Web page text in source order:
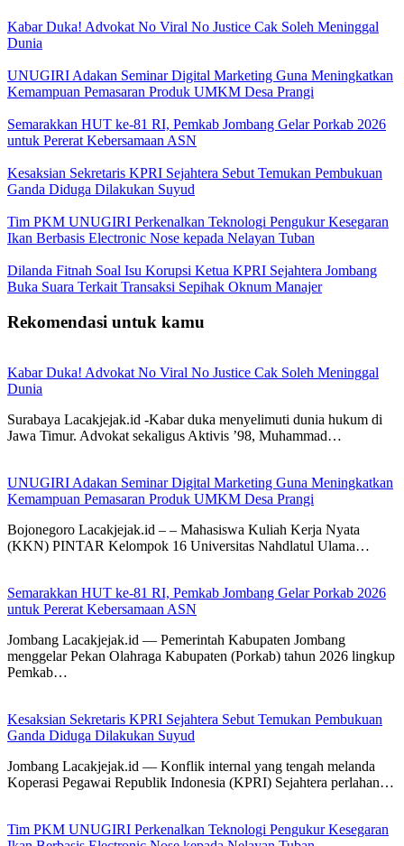
Kabar Duka! Advokat No Viral No Justice Cak Soleh Meninggal
Dunia
UNUGIRI Adakan Seminar Digital Marketing Guna Meningkatkan
Kemampuan Pemasaran Produk UMKM Desa Prangi
Semarakkan HUT ke-81 RI, Pemkab Jombang Gelar Porkab 2026
untuk Pererat Kebersamaan ASN
Kesaksian Sekretaris KPRI Sejahtera Sebut Temukan Pembukuan
Ganda Diduga Dilakukan Suyud
Tim PKM UNUGIRI Perkenalkan Teknologi Pengukur Kesegaran
Ikan Berbasis Electronic Nose kepada Nelayan Tuban
Dilanda Fitnah Soal Isu Korupsi Ketua KPRI Sejahtera Jombang
Buka Suara Terkait Transaksi Sepihak Oknum Manajer
Rekomendasi untuk kamu
Kabar Duka! Advokat No Viral No Justice Cak Soleh Meninggal
Dunia
Surabaya Lacakjejak.id -Kabar duka menyelimuti dunia hukum di
Jawa Timur. Advokat sekaligus Aktivis ’98, Muhammad…
UNUGIRI Adakan Seminar Digital Marketing Guna Meningkatkan
Kemampuan Pemasaran Produk UMKM Desa Prangi
Bojonegoro Lacakjejak.id – – Mahasiswa Kuliah Kerja Nyata
(KKN) PINTAR Kelompok 16 Universitas Nahdlatul Ulama…
Semarakkan HUT ke-81 RI, Pemkab Jombang Gelar Porkab 2026
untuk Pererat Kebersamaan ASN
Jombang Lacakjejak.id — Pemerintah Kabupaten Jombang
menggelar Pekan Olahraga Kabupaten (Porkab) tahun 2026 lingkup
Pemkab…
Kesaksian Sekretaris KPRI Sejahtera Sebut Temukan Pembukuan
Ganda Diduga Dilakukan Suyud
Jombang Lacakjejak.id — Konflik internal yang tengah melanda
Koperasi Pegawai Republik Indonesia (KPRI) Sejahtera perlahan…
Tim PKM UNUGIRI Perkenalkan Teknologi Pengukur Kesegaran